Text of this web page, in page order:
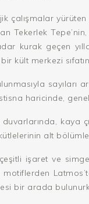
çalışmalar
Tekerlek
kurak geçen
kült merkezi
sayıları
haricinde,
kaya
alt
işaret ve
bir arada